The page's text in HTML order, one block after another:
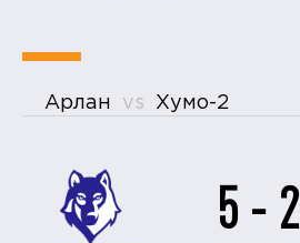
Арлан vs Хумо-2
5 - 2